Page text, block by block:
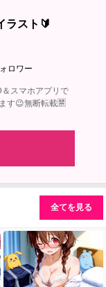
ラスト🔰
ロワー
スマホアプリで
す😉無断転載🈲
全てを見る